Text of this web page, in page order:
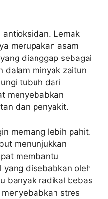
antioksidan. Lemak
merupakan asam
dianggap sebagai
dalam minyak zaitun
tubuh dari
menyebabkan
dan penyakit.
memang lebih pahit.
menunjukkan
membantu
yang disebabkan oleh
banyak radikal bebas
stres